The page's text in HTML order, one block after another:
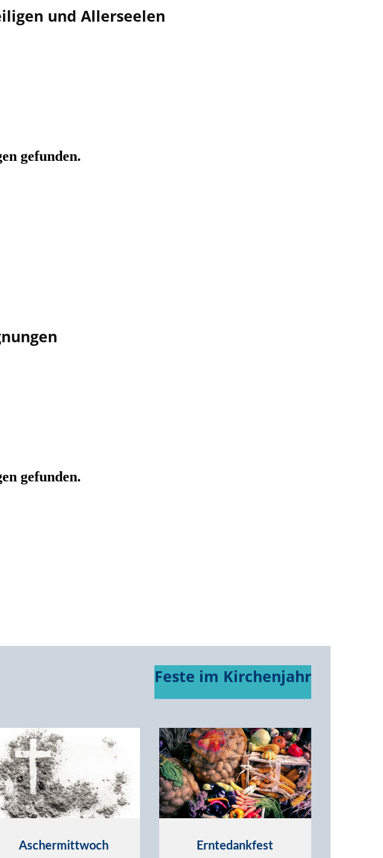
und Allerseelen
Feste im Kirchenjahr
Aschermittwoch Erntedankfest